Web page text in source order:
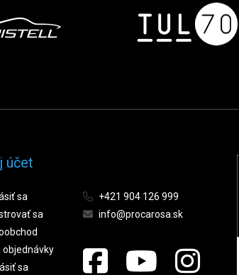
účet
sa
sa
objednávky
sa
+421 904 126 999
info@procarosa.sk